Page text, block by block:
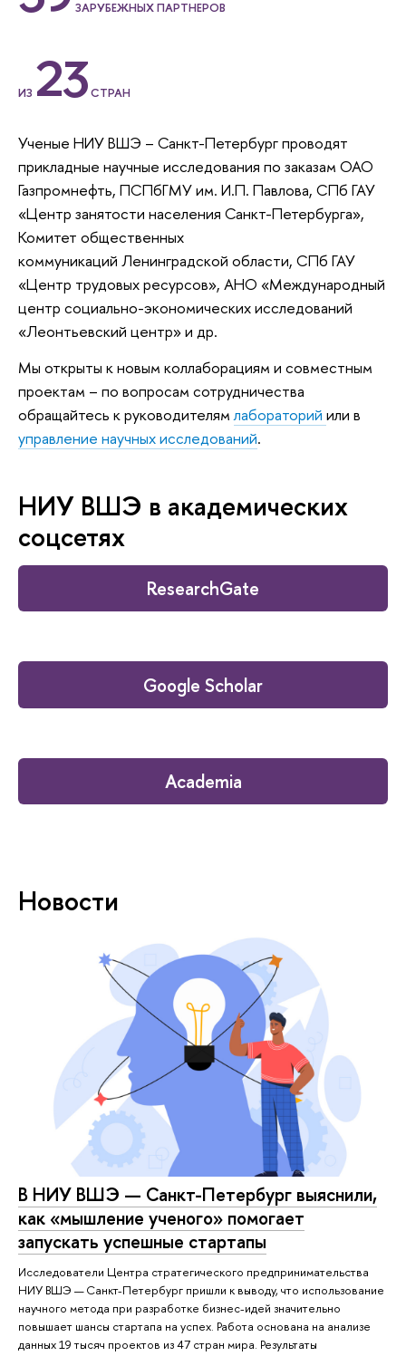
ЗАРУБЕЖНЫХ ПАРТНЕРОВ
ИЗ 23СТРАН
Ученые НИУ ВШЭ – Санкт-Петербург проводят
прикладные научные исследования по заказам ОАО
Газпромнефть, ПСПбГМУ им. И.П. Павлова, СПб ГАУ
«Центр занятости населения Санкт-Петербурга»,
Комитет общественных
коммуникаций Ленинградской области, СПб ГАУ
«Центр трудовых ресурсов», АНО «Международный
центр социально-экономических исследований
«Леонтьевский центр» и др.
Мы открыты к новым коллаборациям и совместным
проектам – по вопросам сотрудничества
обращайтесь к руководителям лабораторий или в
управление научных исследований.
НИУ ВШЭ в академических
соцсетях
ResearchGate
Google Scholar
Academia
Новости
В НИУ ВШЭ — Санкт-Петербург выяснили,
как «мышление ученого» помогает
запускать успешные стартапы
Исследователи Центра стратегического предпринимательства
НИУ ВШЭ — Санкт-Петербург пришли к выводу, что использование
научного метода при разработке бизнес-идей значительно
повышает шансы стартапа на успех. Работа основана на анализе
данных 19 тысяч проектов из 47 стран мира. Результаты